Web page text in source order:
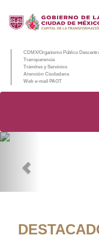
CDMX/Organismo Público
Transparencia
Trámites y Servicios
Atención Ciudadana
Web e-mail PAOT